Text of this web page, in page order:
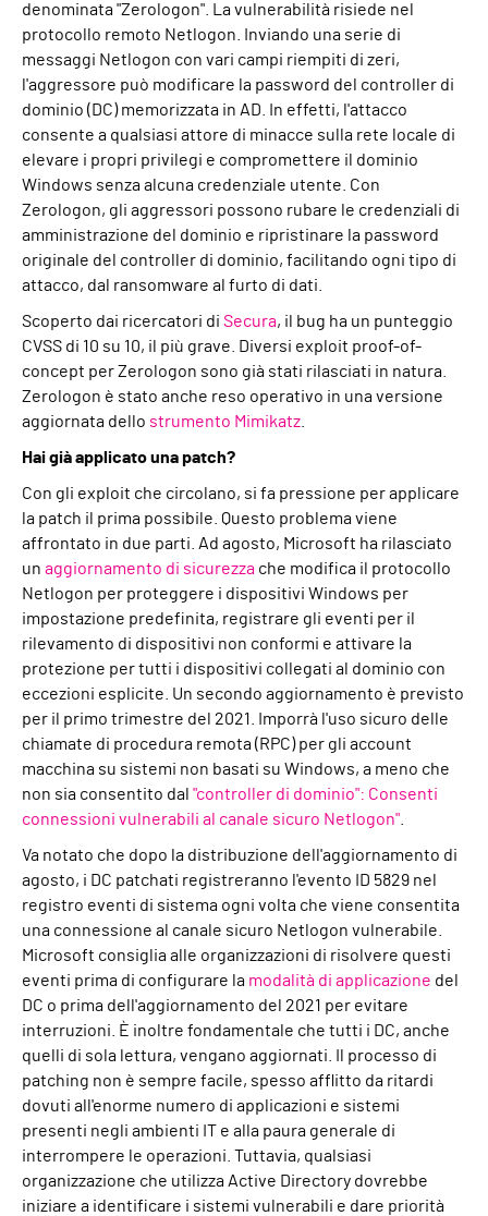
denominata "Zerologon". La vulnerabilità risiede nel
protocollo remoto Netlogon. Inviando una serie di
messaggi Netlogon con vari campi riempiti di zeri,
l'aggressore può modificare la password del controller di
dominio (DC) memorizzata in AD. In effetti, l'attacco
consente a qualsiasi attore di minacce sulla rete locale di
elevare i propri privilegi e compromettere il dominio
Windows senza alcuna credenziale utente. Con
Zerologon, gli aggressori possono rubare le credenziali di
amministrazione del dominio e ripristinare la password
originale del controller di dominio, facilitando ogni tipo di
attacco, dal ransomware al furto di dati.
Scoperto dai ricercatori di Secura, il bug ha un punteggio
CVSS di 10 su 10, il più grave. Diversi exploit proof-of-
concept per Zerologon sono già stati rilasciati in natura.
Zerologon è stato anche reso operativo in una versione
aggiornata dello strumento Mimikatz
Hai già applicato una patch?
Con gli exploit che circolano, si fa pressione per applicare
la patch il prima possibile. Questo problema viene
affrontato in due parti. Ad agosto, Microsoft ha rilasciato
un aggiornamento di sicurezza che modifica il protocollo
Netlogon per proteggere i dispositivi Windows per
impostazione predefinita, registrare gli eventi per il
rilevamento di dispositivi non conformi e attivare la
protezione per tutti i dispositivi collegati al dominio con
eccezioni esplicite. Un secondo aggiornamento è previsto
per il primo trimestre del 2021. Imporrà l'uso sicuro delle
chiamate di procedura remota (RPC) per gli account
macchina su sistemi non basati su Windows, a meno che
non sia consentito dal "controller di dominio": Consenti
connessioni vulnerabili al canale sicuro Netlogon"
Va notato che dopo la distribuzione dell'aggiornamento di
agosto, i DC patchati registreranno l'evento ID 5829 nel
registro eventi di sistema ogni volta che viene consentita
una connessione al canale sicuro Netlogon vulnerabile.
Microsoft consiglia alle organizzazioni di risolvere questi
eventi prima di configurare la modalità di applicazione del
DC o prima dell'aggiornamento del 2021 per evitare
interruzioni. È inoltre fondamentale che tutti i DC, anche
quelli di sola lettura, vengano aggiornati. Il processo di
patching non è sempre facile, spesso afflitto da ritardi
dovuti all'enorme numero di applicazioni e sistemi
presenti negli ambienti IT e alla paura generale di
interrompere le operazioni. Tuttavia, qualsiasi
organizzazione che utilizza Active Directory dovrebbe
iniziare a identificare i sistemi vulnerabili e dare priorità